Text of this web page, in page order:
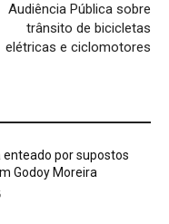
Audiência Pública sobre
trânsito de bicicletas
elétricas e ciclomotores
enteado por supostos
Godoy Moreira